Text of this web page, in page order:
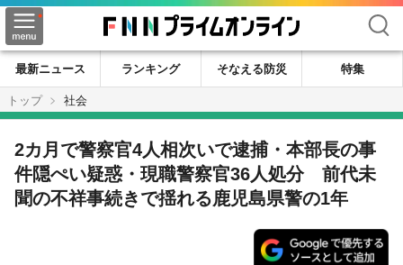
検索
最新ニュース ランキング そなえる防災
特集
トップ
社会
2カ月で警察官4人相次いで逮捕・本部長の事
件隠ぺい疑惑・現職警察官36人処分 前代未
聞の不祥事続きで揺れる鹿児島県警の1年